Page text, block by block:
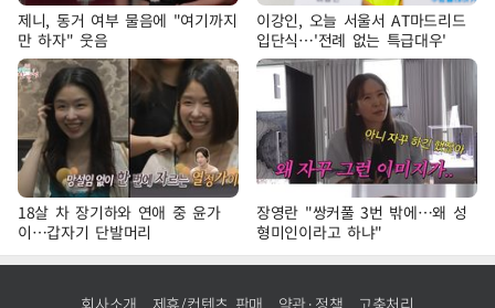
제니, 동거 여부 물음에 "여기까지
만 하자" 웃음
이강인, 오늘 서울서 AT마드리드
입단식…'전례 없는 특급대우'
18살 차 장기하와 연애 중 윤가
이…갑자기 단발머리
장영란 "쌍커풀 3번 밖에…왜 성
형미인이라고 하냐"